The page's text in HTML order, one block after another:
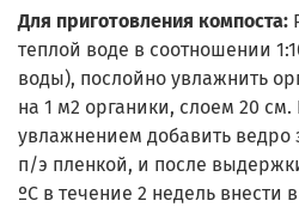
Для приготовления компоста:
теплой воде в соотношении
воды), послойно увлажнить
на 1 м2 органики, слоем 20
увлажнением добавить ведро
п/э пленкой, и после
ºС в течение 2 недель внести